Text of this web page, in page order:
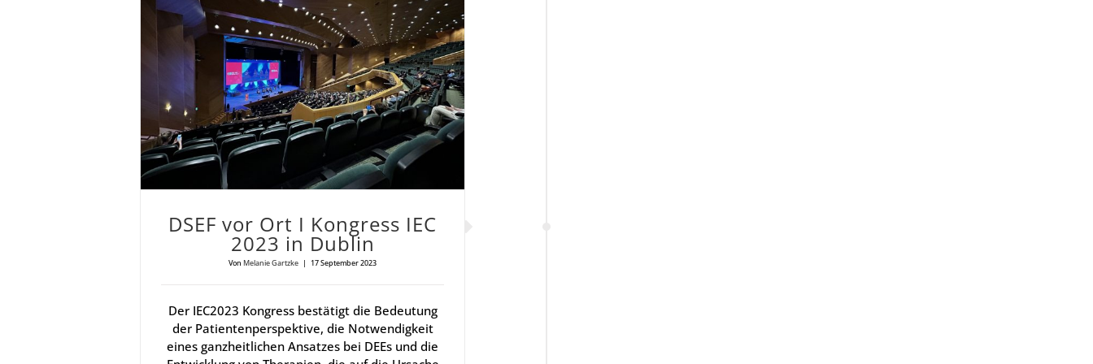
DSEF vor Ort I Kon­gress IEC
2023 in Dub­lin
Von Melanie Gartzke | 17 September 2023
Der IEC2023 Kongress bestätigt die Bedeutung
der Patientenperspektive, die Notwendigkeit
eines ganzheitlichen Ansatzes bei DEEs und die